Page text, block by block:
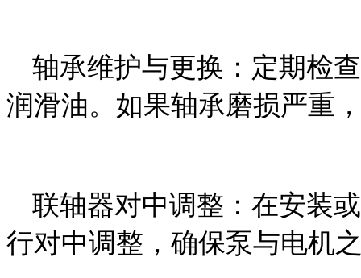
轴承维护与更换：定期检
润滑油。如果轴承磨损严重
联轴器对中调整：在安装
行对中调整，确保泵与电机